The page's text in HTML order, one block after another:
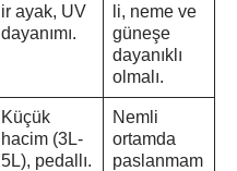
ir ayak, UV
dayanımı.
li, neme ve
güneşe
dayanıklı
olmalı.
Küçük
hacim (3L-
5L), pedallı.
Nemli
ortamda
paslanmam